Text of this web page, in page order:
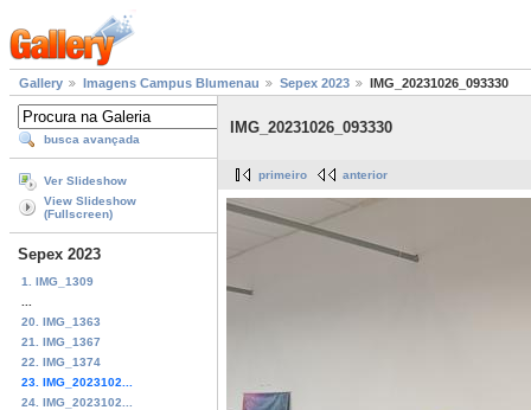
Gallery Imagens Campus Blumenau Sepex 2023 IMG_20231026_093330
busca avançada
Ver Slideshow
View Slideshow
(Fullscreen)
Sepex 2023
1. IMG_1309
20. IMG_1363
21. IMG_1367
22. IMG_1374
23. IMG_2023102...
24. IMG_2023102...
IMG_20231026_093330
primeiro anterior